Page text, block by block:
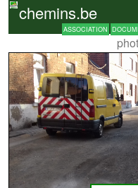
chemins.be
ASSOCIATION